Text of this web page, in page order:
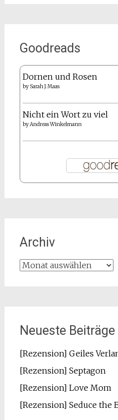
Goodreads
Dornen und Rosen
by Sarah J. Maas
Nicht ein Wort zu viel
byAndreas Winkelmann
Archiv
Archiv
Neueste Beiträge
[Rezension] Geiles
[Rezension] Septagon
[Rezension] Love Mom
[Rezension] Seduce the